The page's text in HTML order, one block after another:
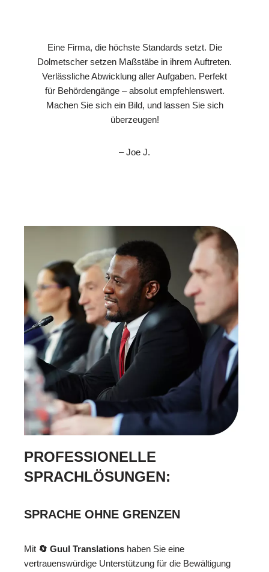
Eine Firma, die höchste Standards setzt. Die
Dolmetscher setzen Maßstäbe in ihrem Auftreten.
Verlässliche Abwicklung aller Aufgaben. Perfekt
für Behördengänge – absolut empfehlenswert.
Machen Sie sich ein Bild, und lassen Sie sich
überzeugen!
– Joe J.
PROFESSIONELLE
SPRACHLÖSUNGEN:
SPRACHE OHNE GRENZEN
Mit 🔄 Guul Translations haben Sie eine
vertrauenswürdige Unterstützung für die Bewältigung